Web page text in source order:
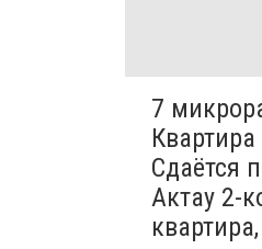
7
Сдаётся
Актау 2-